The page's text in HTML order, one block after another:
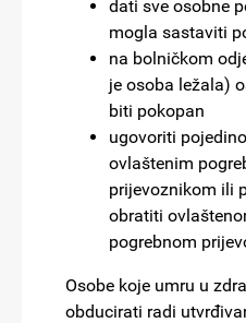
dati sve osobne
mogla sastaviti
na bolničkom
je osoba ležala)
biti pokopan
ugovoriti
ovlaštenim
prijevoznikom ili
obratiti
pogrebnom
Osobe koje umru u
obducirati radi